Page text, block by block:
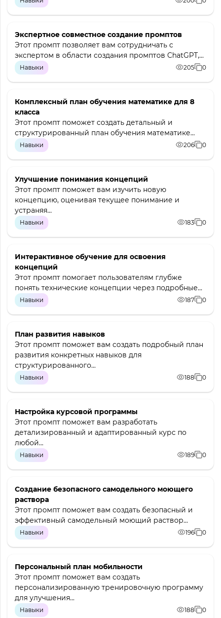
Экспертное совместное создание промптов
Этот промпт позволяет вам сотрудничать с
экспертом в области создания промптов ChatGPT,...
Навыки 205 0
Комплексный план обучения математике для 8
класса
Этот промпт поможет создать детальный и
структурированный план обучения математике...
Навыки 206 0
Улучшение понимания концепций
Этот промпт поможет вам изучить новую
концепцию, оценивая текущее понимание и
устраняя...
Навыки 183 0
Интерактивное обучение для освоения
концепций
Этот промпт помогает пользователям глубже
понять технические концепции через подробные...
Навыки 187 0
План развития навыков
Этот промпт поможет вам создать подробный план
развития конкретных навыков для
структурированного...
Навыки 188 0
Настройка курсовой программы
Этот промпт поможет вам разработать
детализированный и адаптированный курс по
любой...
Навыки 189 0
Создание безопасного самодельного моющего
раствора
Этот промпт поможет вам создать безопасный и
эффективный самодельный моющий раствор...
Навыки 196 0
Персональный план мобильности
Этот промпт поможет вам создать
персонализированную тренировочную программу
для улучшения...
Навыки 188 0